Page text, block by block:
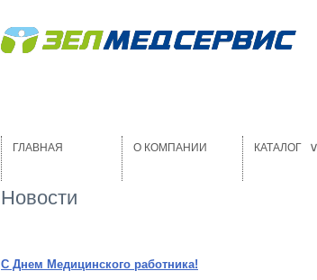
Новости
ГЛАВНАЯ О КОМПАНИИ КАТАЛОГ >
С Днем Медицинского работника!